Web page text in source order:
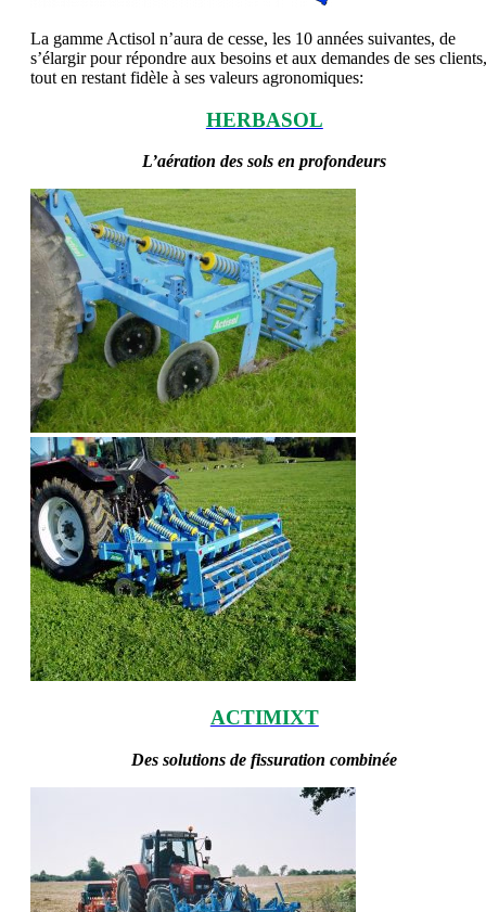
La gamme Actisol n’aura de cesse, les 10 années suivantes, de
s’élargir pour répondre aux besoins et aux demandes de ses clients,
tout en restant fidèle à ses valeurs agronomiques:
HERBASOL
L’aération des sols en profondeurs
ACTIMIXT
Des solutions de fissuration combinée